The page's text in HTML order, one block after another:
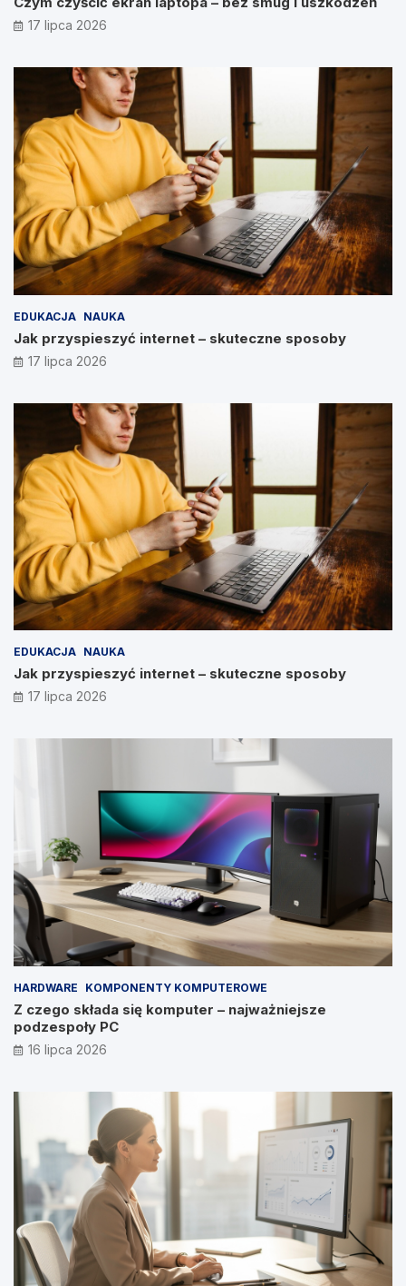
17 lipca 2026
EDUKACJA NAUKA
Jak przyspieszyć internet – skuteczne sposoby
17 lipca 2026
EDUKACJA NAUKA
Jak przyspieszyć internet – skuteczne sposoby
17 lipca 2026
HARDWARE KOMPONENTY KOMPUTEROWE
Z czego składa się komputer – najważniejsze
podzespoły PC
16 lipca 2026